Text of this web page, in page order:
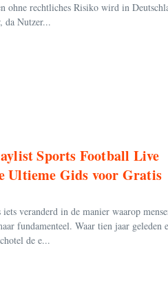
ohne rechtliches Risiko wird in
da Nutzer...
Sports Football Live
Ultieme Gids voor Gratis
veranderd in de manier waarop
fundamenteel. Waar tien jaar geleden
de e...